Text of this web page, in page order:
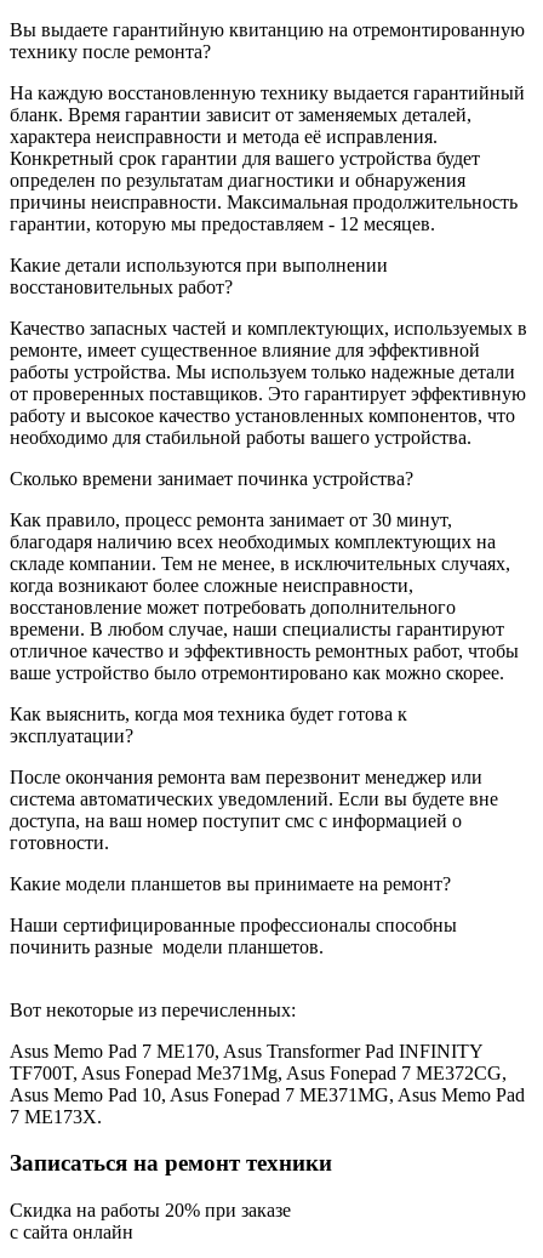
Вы выдаете гарантийную квитанцию на отремонтированную
технику после ремонта?
На каждую восстановленную технику выдается гарантийный
бланк. Время гарантии зависит от заменяемых деталей,
характера неисправности и метода её исправления.
Конкретный срок гарантии для вашего устройства будет
определен по результатам диагностики и обнаружения
причины неисправности. Максимальная продолжительность
гарантии, которую мы предоставляем - 12 месяцев.
Какие детали используются при выполнении
восстановительных работ?
Качество запасных частей и комплектующих, используемых в
ремонте, имеет существенное влияние для эффективной
работы устройства. Мы используем только надежные детали
от проверенных поставщиков. Это гарантирует эффективную
работу и высокое качество установленных компонентов, что
необходимо для стабильной работы вашего устройства.
Сколько времени занимает починка устройства?
Как правило, процесс ремонта занимает от 30 минут,
благодаря наличию всех необходимых комплектующих на
складе компании. Тем не менее, в исключительных случаях,
когда возникают более сложные неисправности,
восстановление может потребовать дополнительного
времени. В любом случае, наши специалисты гарантируют
отличное качество и эффективность ремонтных работ, чтобы
ваше устройство было отремонтировано как можно скорее.
Как выяснить, когда моя техника будет готова к
эксплуатации?
После окончания ремонта вам перезвонит менеджер или
система автоматических уведомлений. Если вы будете вне
доступа, на ваш номер поступит смс с информацией о
готовности.
Какие модели планшетов вы принимаете на ремонт?
Наши сертифицированные профессионалы способны
починить разные модели планшетов.
Вот некоторые из перечисленных:
Asus Memo Pad 7 ME170, Asus Transformer Pad INFINITY
TF700T, Asus Fonepad Me371Mg, Asus Fonepad 7 ME372CG,
Asus Memo Pad 10, Asus Fonepad 7 ME371MG, Asus Memo Pad
7 ME173X.
Записаться на ремонт техники
Cкидка на работы 20% при заказе
с сайта онлайн